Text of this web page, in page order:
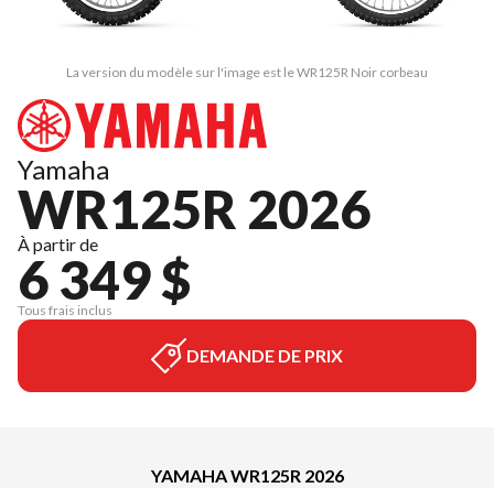
La version du modèle sur l'image est le WR125R Noir corbeau
Yamaha
WR125R 2026
À partir de
6 349 $
Tous frais inclus
DEMANDE DE PRIX
YAMAHA WR125R 2026